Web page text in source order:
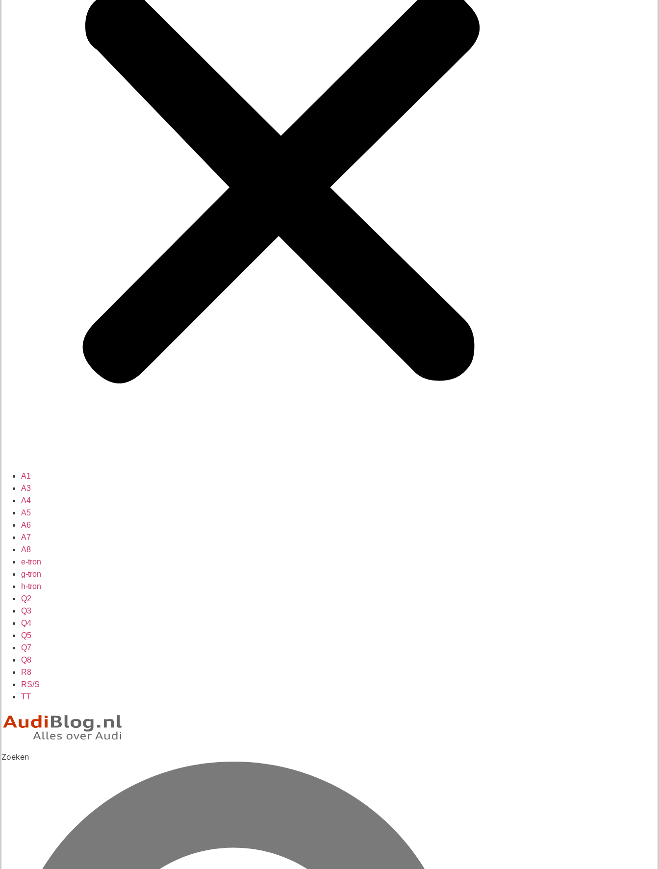
A1
A3
A4
A5
A6
A7
A8
e-tron
g-tron
h-tron
Q2
Q3
Q4
Q5
Q7
Q8
R8
RS/S
TT
Zoeken